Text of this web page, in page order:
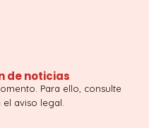
de noticias
Para ello, consulte
aviso legal.